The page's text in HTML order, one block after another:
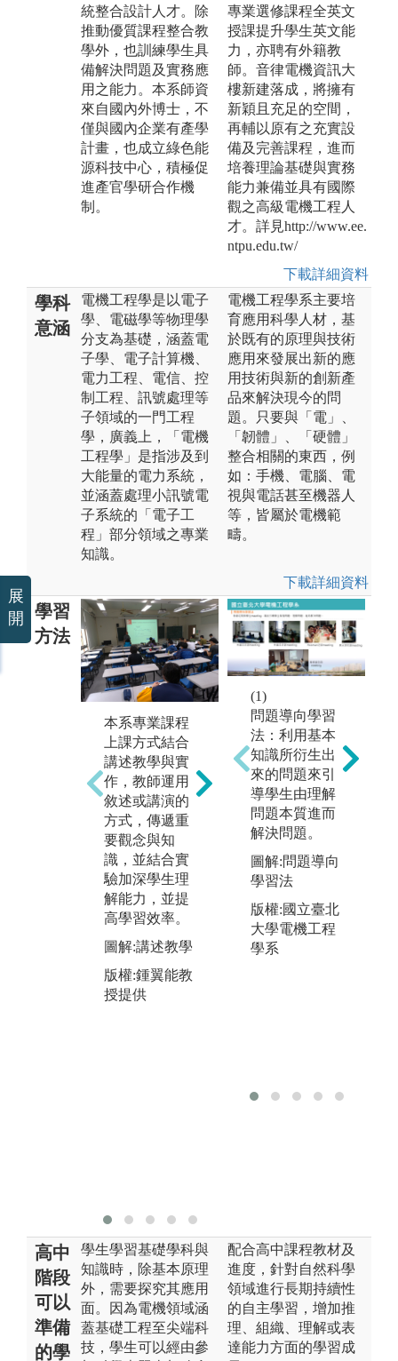
統整合設計人才。除
推動優質課程整合教
學外，也訓練學生具
備解決問題及實務應
用之能力。本系師資
來自國內外博士，不
僅與國內企業有產學
計畫，也成立綠色能
源科技中心，積極促
進產官學研合作機
制。
專業選修課程全英文
授課提升學生英文能
力，亦聘有外籍教
師。音律電機資訊大
樓新建落成，將擁有
新穎且充足的空間，
再輔以原有之充實設
備及完善課程，進而
培養理論基礎與實務
能力兼備並具有國際
觀之高級電機工程人
才。詳見http://www.ee.
ntpu.edu.tw/
下載詳細資料
學科
意涵
電機工程學是以電子
學、電磁學等物理學
分支為基礎，涵蓋電
子學、電子計算機、
電力工程、電信、控
制工程、訊號處理等
子領域的一門工程
學，廣義上，「電機
工程學」是指涉及到
大能量的電力系統，
並涵蓋處理小訊號電
子系統的「電子工
程」部分領域之專業
知識。
電機工程學系主要培
育應用科學人材，基
於既有的原理與技術
應用來發展出新的應
用技術與新的創新產
品來解決現今的問
題。只要與「電」、
「韌體」、「硬體」
整合相關的東西，例
如：手機、電腦、電
視與電話甚至機器人
等，皆屬於電機範
疇。
下載詳細資料
學習
方法
本系專業課程
上課方式結合
講述教學與實
作，教師運用
敘述或講演的
方式，傳遞重
要觀念與知
識，並結合實
驗加深學生理
解能力，並提
高學習效率。
圖解:講述教學
版權:鍾翼能教
授提供
本系部分課程
採討論教學，
是指團體成員
齊聚一起，經
由說、聽和觀
察的過程，彼
此溝通意見，
以達成某種教
學目標，建議
學生以動機策
略及支援策略
來學習。
(1)
問題導向學習
法：利用基本
知識所衍生出
來的問題來引
導學生由理解
問題本質進而
解決問題。
圖解:問題導向
學習法
版權:國立臺北
大學電機工程
學系
高中
階段
可以
準備
的學
學生學習基礎學科與
知識時，除基本原理
外，需要探究其應用
面。因為電機領域涵
蓋基礎工程至尖端科
技，學生可以經由參
配合高中課程教材及
進度，針對自然科學
領域進行長期持續性
的自主學習，增加推
理、組織、理解或表
達能力方面的學習成
展
開